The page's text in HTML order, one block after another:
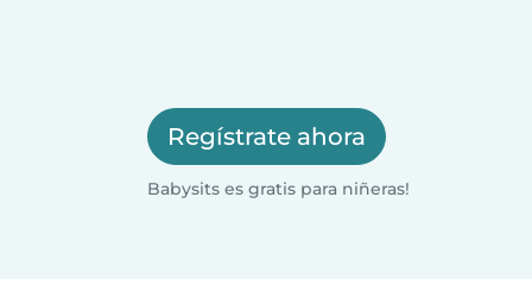
Regístrate ahora
Babysits es gratis para niñeras!